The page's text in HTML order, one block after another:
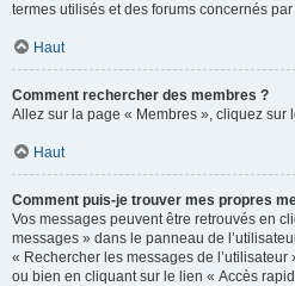
termes utilisés et des forums concernés
Haut
Comment rechercher des membres ?
Allez sur la page « Membres », cliquez sur
Haut
Comment puis-je trouver mes propres
Vos messages peuvent être retrouvés en
messages » dans le panneau de
« Rechercher les messages de
ou bien en cliquant sur le lien « Accès